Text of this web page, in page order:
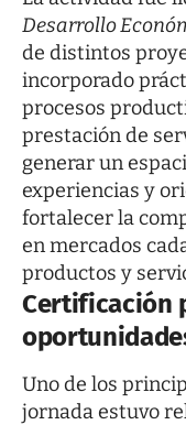
Desarrollo
de distintos
incorporado
procesos
prestación de
generar un
experiencias y
fortalecer la
en mercados
productos y
Certificación
Uno de los
jornada estuvo